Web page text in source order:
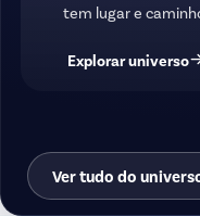
tem lugar e
Explorar universo
Ver tudo do